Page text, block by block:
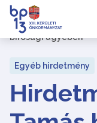
Kezdőlap/
bírósági ügyében
Egyéb hirdetmény